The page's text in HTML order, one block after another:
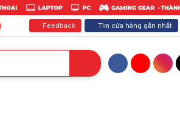
Feedback Tìm cửa hàng gần nhất
FacebookYouTube